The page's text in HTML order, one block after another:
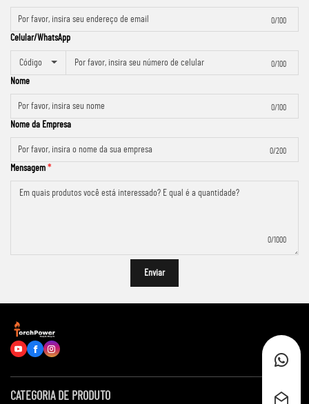
0/100
Celular/WhatsApp
Código 0/100
Nome
0/100
Nome da Empresa
0/200
Mensagem
0/1000
Enviar
CATEGORIA DE PRODUTO